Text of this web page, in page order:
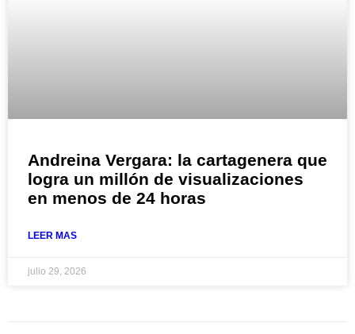
Andreina Vergara: la cartagenera que
logra un millón de visualizaciones
en menos de 24 horas
LEER MAS
julio 29, 2026